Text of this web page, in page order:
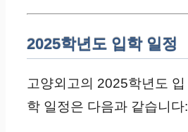
2025학년도 입학 일정
고양외고의 2025학년도 입
학 일정은 다음과 같습니다: